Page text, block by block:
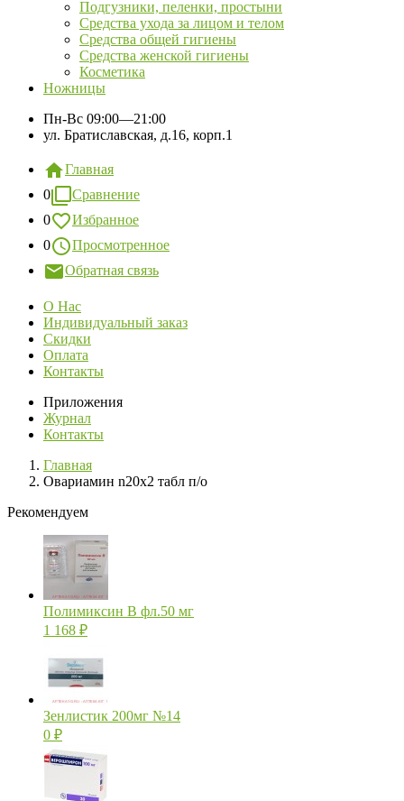
Подгузники, пеленки, простыни
Средства ухода за лицом и телом
Средства общей гигиены
Средства женской гигиены
Косметика
Ножницы
Пн-Вс 09:00—21:00
ул. Братиславская, д.16, корп.1
Главная
0
Сравнение
0
Избранное
0
Просмотренное
Обратная связь
О Нас
Индивидуальный заказ
Скидки
Оплата
Контакты
Приложения
Журнал
Контакты
Главная
Овариамин n20х2 табл п/о
Рекомендуем
Полимиксин В фл.50 мг
1 168 ₽
Зенлистик 200мг №14
0 ₽